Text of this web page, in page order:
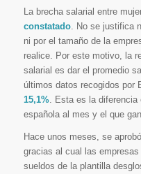
La brecha salarial entre
constatado. No se justifica
ni por el tamaño de la
realice. Por este motivo, la
salarial es dar el promedio
últimos datos recogidos por
15,1%. Esta es la diferencia
española al mes y el que
Hace unos meses, se
gracias al cual las
sueldos de la plantilla